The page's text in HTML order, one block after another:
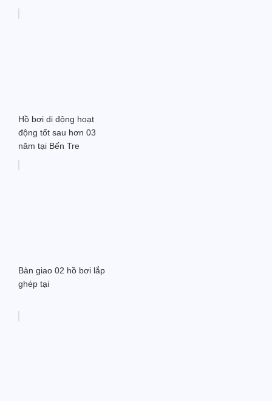
Hồ bơi di động hoạt
động tốt sau hơn 03
năm tại Bến Tre
Bàn giao 02 hồ bơi lắp
ghép tại